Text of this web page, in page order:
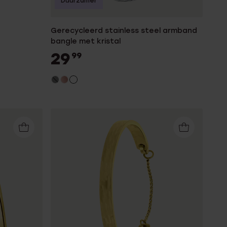
Gerecycleerd stainless steel armband
bangle met kristal
29 99